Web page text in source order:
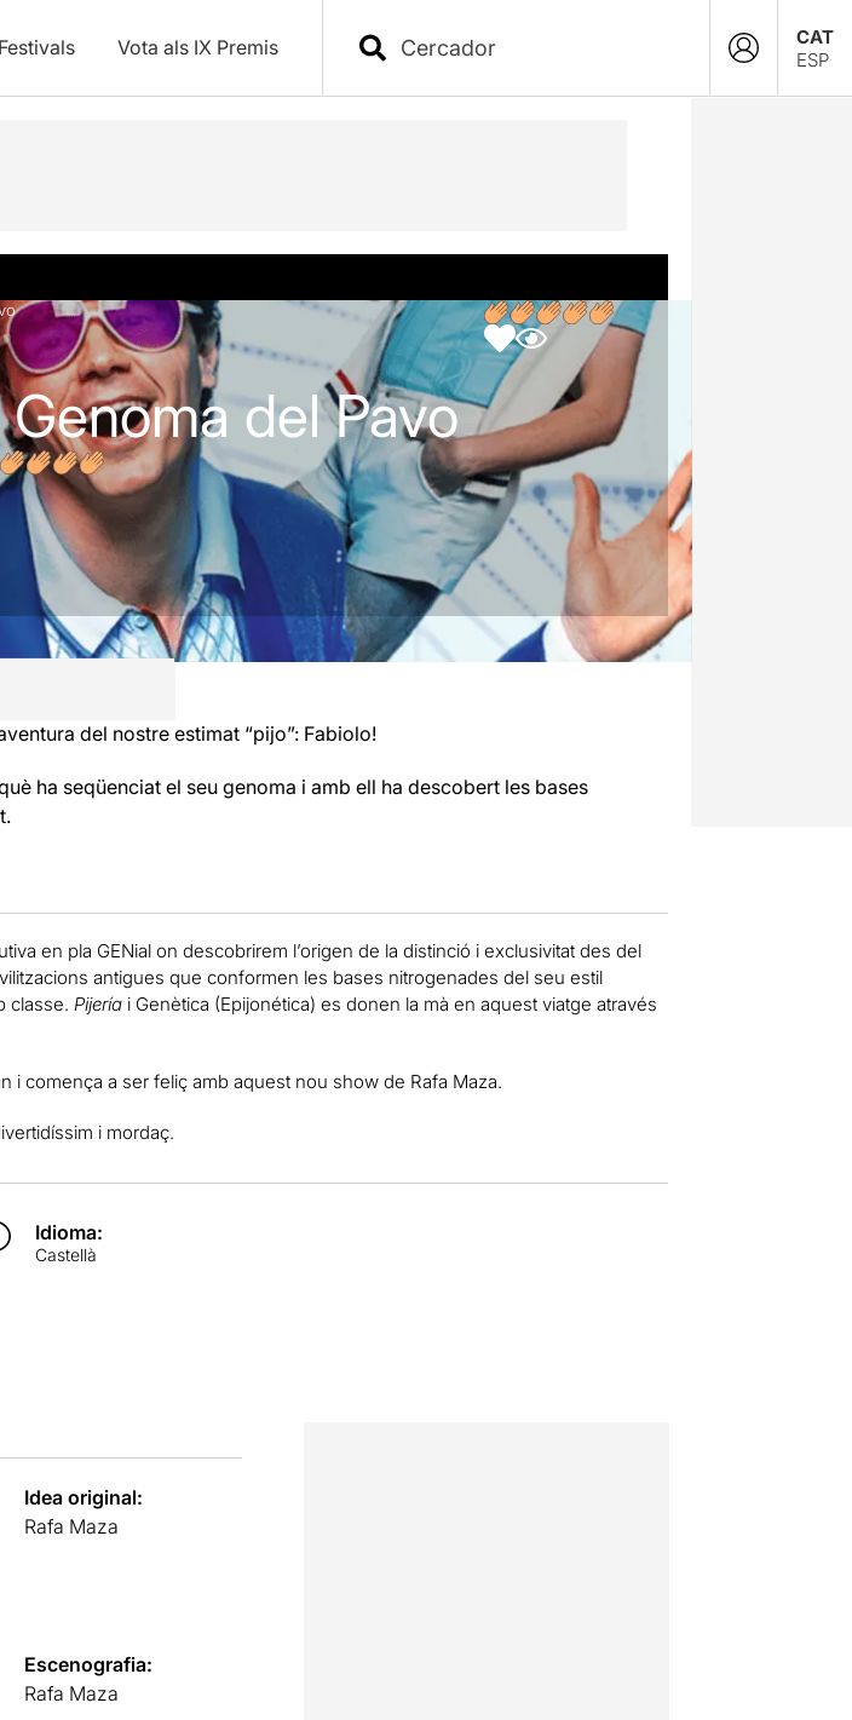
Festivals Vota als IX Premis
CAT
ESP
del Pavo
del nostre estimat “pijo”: Fabiolo!
ha seqüenciat el seu genoma i amb ell ha descobert les bases
en pla GENial on descobrirem l’origen de la distinció i exclusivitat des del
antigues que conformen les bases nitrogenades del seu estil
classe. Pijeríai Genètica (Epijonética) es donen la mà en aquest viatge através
i comença a ser feliç amb aquest nou show de Rafa Maza.
i mordaç.
Idioma:
Castellà
Idea original:
Rafa Maza
Escenografia:
Rafa Maza